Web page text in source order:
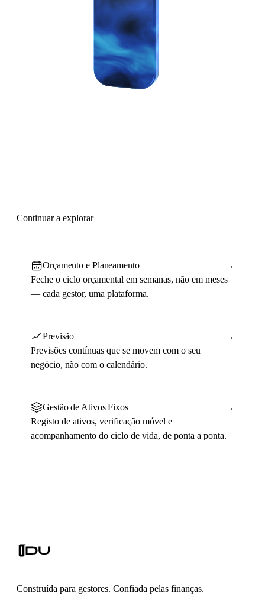
Continuar a explorar
Orçamento e Planeamento
→
Feche o ciclo orçamental em semanas, não em meses
— cada gestor, uma plataforma.
Previsão
→
Previsões contínuas que se movem com o seu
negócio, não com o calendário.
Gestão de Ativos Fixos
→
Registo de ativos, verificação móvel e
acompanhamento do ciclo de vida, de ponta a ponta.
Construída para gestores. Confiada pelas finanças.